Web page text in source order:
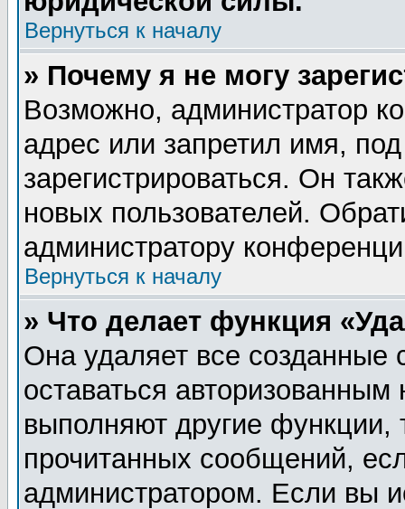
Вернуться к началу
» Почему я не могу
Возможно, администратор
адрес или запретил имя,
зарегистрироваться. Он
новых пользователей.
администратору
Вернуться к началу
» Что делает функция
Она удаляет все созданные
оставаться
выполняют другие функции,
прочитанных сообщений,
администратором. Если вы